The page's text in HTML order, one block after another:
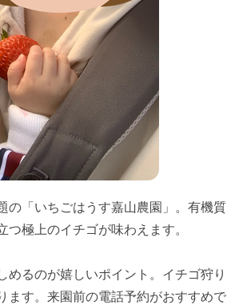
の「いちごはうす嘉山農園」。有機質
極上のイチゴが味わえます。
るのが嬉しいポイント。イチゴ狩り
ます。来園前の電話予約がおすすめで